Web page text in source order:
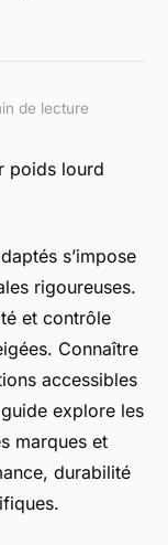
de lecture
s’impose
rigoureuses.
et contrôle
Connaître
accessibles
explore les
marques et
durabilité